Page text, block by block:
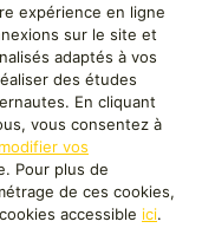
expérience en ligne
sur le site et
adaptés à vos
des études
En cliquant
vous consentez à
modifier vos
Pour plus de
de ces cookies,
accessible ici.
une expertise
de solutions
des solutions
décarboner votre
vous garantissent
vos installations.